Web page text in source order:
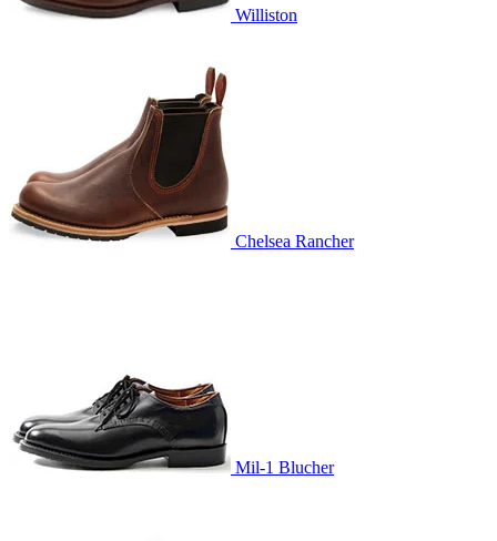
Williston
Chelsea Rancher
Mil-1 Blucher